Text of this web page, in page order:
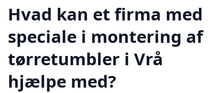
Hvad kan et firma med
speciale i montering af
tørretumbler i Vrå
hjælpe med?